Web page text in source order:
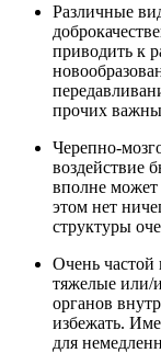
Различные
приводить к
прочих
Черепно-
воздействие
вполне может
этом нет
структуры
Очень частой
тяжелые или/
органов
избежать.
для